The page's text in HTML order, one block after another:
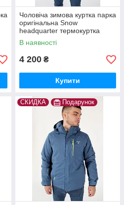
Чоловіча зимова куртка парка
оригінальна Snow
headquarter термокуртка
гірськолижна тепла на зиму
В наявності
4 200 ₴
Купити
СКИДКА Подарунок